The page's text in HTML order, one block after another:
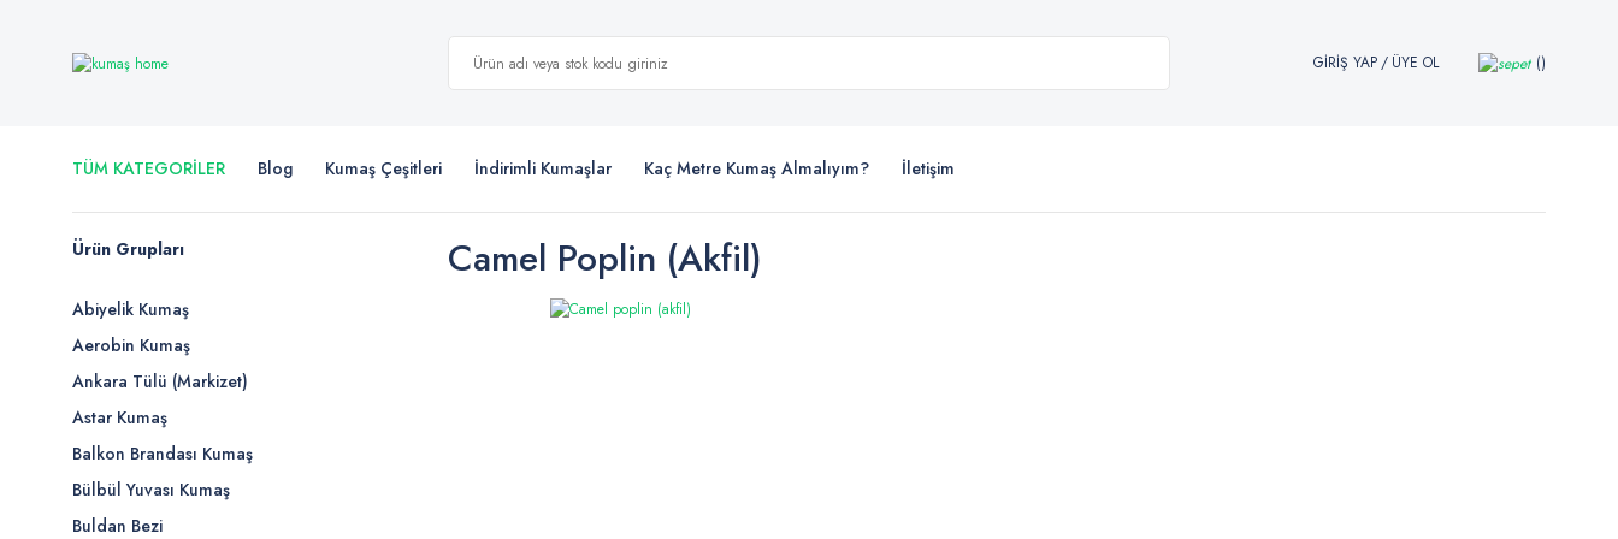
GİRİŞ YAP/ ÜYE OL
TÜM KATEGORİLER Blog Kumaş Çeşitleri İndirimli Kumaşlar Kaç Metre Kumaş Almalıyım? İletişim
Ürün Grupları
Abiyelik Kumaş
Aerobin Kumaş
Ankara Tülü (Markizet)
Astar Kumaş
Balkon Brandası Kumaş
Bülbül Yuvası Kumaş
Buldan Bezi
Camel Poplin (akfil)